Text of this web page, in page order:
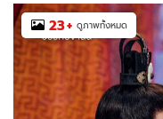
23+ ดูภาพทั้งหมด